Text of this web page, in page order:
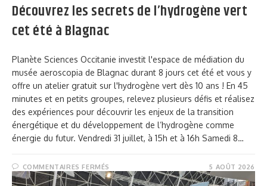
Découvrez les secrets de l’hydrogène vert
cet été à Blagnac
Planète Sciences Occitanie investit l'espace de médiation du
musée aeroscopia de Blagnac durant 8 jours cet été et vous y
offre un atelier gratuit sur l'hydrogène vert dès 10 ans ! En 45
minutes et en petits groupes, relevez plusieurs défis et réalisez
des expériences pour découvrir les enjeux de la transition
énergétique et du développement de l’hydrogène comme
énergie du futur. Vendredi 31 juillet, à 15h et à 16h Samedi 8…
COMMENTAIRES FERMÉS 5 AOÛT 2026